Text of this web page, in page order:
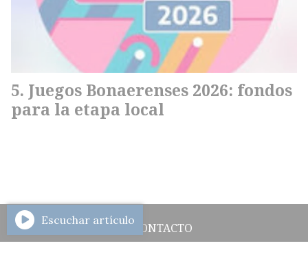
Juegos Bonaerenses 2026: fondos
para la etapa local
CONTACTO
Escuchar artículo